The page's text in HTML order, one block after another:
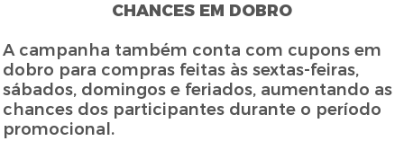
CHANCES EM DOBRO
A campanha também conta com cupons em
dobro para compras feitas às sextas-feiras,
sábados, domingos e feriados, aumentando as
chances dos participantes durante o período
promocional.